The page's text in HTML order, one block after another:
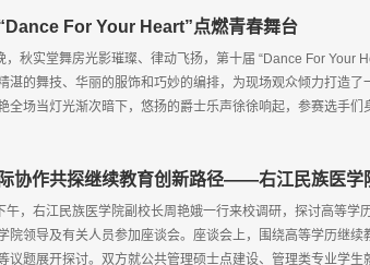
For Your Heart”点燃青春舞台
，秋实堂舞房光影璀璨、律动飞扬，第十届 “Dance For Your
湛的舞技、华丽的服饰和巧妙的编排，为现场观众倾力打造
全场当灯光渐次暗下，悠扬的爵士乐声徐徐响起，参赛选手
协作共探继续教育创新路径——右江民族医学
午，右江民族医学院副校长周艳娥一行来校调研，探讨高等学
学院领导及有关人员参加座谈会。座谈会上，围绕高等学历继
议题展开探讨。双方就公共管理硕士点建设、管理类专业学